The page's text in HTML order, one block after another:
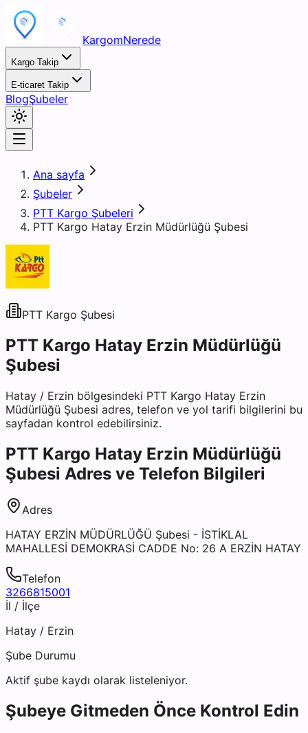
KargomNerede
Kargo Takip
E-ticaret Takip
BlogŞubeler
Ana sayfa
Şubeler
PTT Kargo Şubeleri
PTT Kargo Hatay Erzin Müdürlüğü Şubesi
PTT Kargo Şubesi
PTT Kargo Hatay Erzin Müdürlüğü
Şubesi
Hatay / Erzin bölgesindeki PTT Kargo Hatay Erzin
Müdürlüğü Şubesi adres, telefon ve yol tarifi bilgilerini bu
sayfadan kontrol edebilirsiniz.
PTT Kargo Hatay Erzin Müdürlüğü
Şubesi Adres ve Telefon Bilgileri
Adres
HATAY ERZİN MÜDÜRLÜĞÜ Şubesi - İSTİKLAL
MAHALLESİ DEMOKRASİ CADDE No: 26 A ERZİN HATAY
Telefon
3266815001
İl / İlçe
Hatay / Erzin
Şube Durumu
Aktif şube kaydı olarak listeleniyor.
Şubeye Gitmeden Önce Kontrol Edin